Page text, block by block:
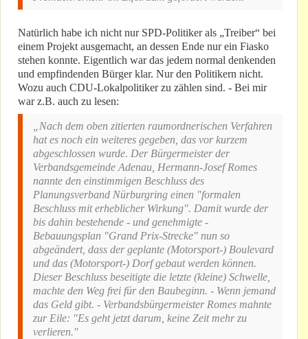
Natürlich habe ich nicht nur SPD-Politiker als „Treiber“ bei
einem Projekt ausgemacht, an dessen Ende nur ein Fiasko
stehen konnte. Eigentlich war das jedem normal denkenden
und empfindenden Bürger klar. Nur den Politikern nicht.
Wozu auch CDU-Lokalpolitiker zu zählen sind. - Bei mir
war z.B. auch zu lesen:
„Nach dem oben zitierten raumordnerischen Verfahren
hat es noch ein weiteres gegeben, das vor kurzem
abgeschlossen wurde. Der Bürgermeister der
Verbandsgemeinde Adenau, Hermann-Josef Romes
nannte den einstimmigen Beschluss des
Planungsverband Nürburgring einen "formalen
Beschluss mit erheblicher Wirkung". Damit wurde der
bis dahin bestehende - und genehmigte -
Bebauungsplan "Grand Prix-Strecke" nun so
abgeändert, dass der geplante (Motorsport-) Boulevard
und das (Motorsport-) Dorf gebaut werden können.
Dieser Beschluss beseitigte die letzte (kleine) Schwelle,
machte den Weg frei für den Baubeginn. - Wenn jemand
das Geld gibt. - Verbandsbürgermeister Romes mahnte
zur Eile: "Es geht jetzt darum, keine Zeit mehr zu
verlieren."